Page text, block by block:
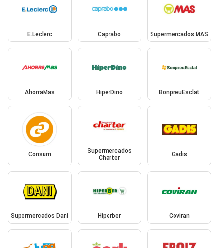
E.Leclerc Caprabo Supermercados MAS
AhorraMas HiperDino BonpreuEsclat
Consum
Supermercados
Charter
Gadis
Supermercados Dani Hiperber Coviran